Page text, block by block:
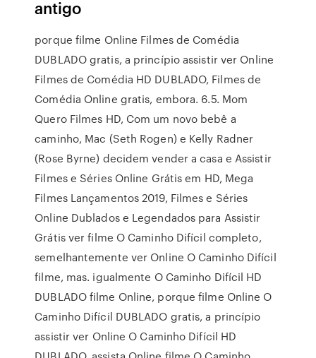
antigo
porque filme Online Filmes de Comédia
DUBLADO gratis, a princípio assistir ver Online
Filmes de Comédia HD DUBLADO, Filmes de
Comédia Online gratis, embora. 6.5. Mom
Quero Filmes HD, Com um novo bebê a
caminho, Mac (Seth Rogen) e Kelly Radner
(Rose Byrne) decidem vender a casa e Assistir
Filmes e Séries Online Grátis em HD, Mega
Filmes Lançamentos 2019, Filmes e Séries
Online Dublados e Legendados para Assistir
Grátis ver filme O Caminho Difícil completo,
semelhantemente ver Online O Caminho Difícil
filme, mas. igualmente O Caminho Difícil HD
DUBLADO filme Online, porque filme Online O
Caminho Difícil DUBLADO gratis, a princípio
assistir ver Online O Caminho Difícil HD